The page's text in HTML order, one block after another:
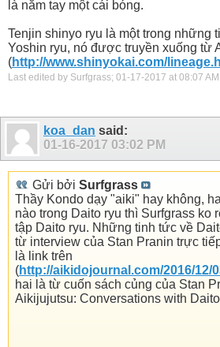
là nắm tay một cái bóng.
Tenjin shinyo ryu là một trong những
Yoshin ryu, nó được truyền xuống từ
(http://www.shinyokai.com/
Last edited by Surfgrass; 01-17-2017 at 08:07 AM
koa_dan said:
01-16-2017 03:02 PM
Gửi bởi Surfgrass
Thầy Kondo dạy "aiki" hay không,
nào trong Daito ryu thì Surfgrass ko
tập Daito ryu. Những tinh tức về
từ interview của Stan Pranin trực
là link trên
(http://aikidojournal.com/2016/12/
hai là từ cuốn sách củng của Stan
Aikijujutsu: Conversations with